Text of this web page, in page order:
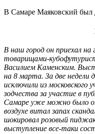
В Самаре Маяковский был
В наш город он приехал на
товарищами-
Василием Каменским.
на 8 марта. За две недели
исключили из московского
зодчества за участие в
Самаре уже можно было
воздухе витал запах
шокировал розовый
выступление все-таки